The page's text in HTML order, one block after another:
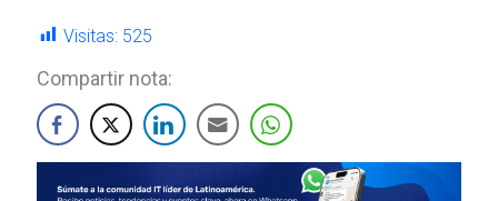
Visitas: 525
Compartir nota: